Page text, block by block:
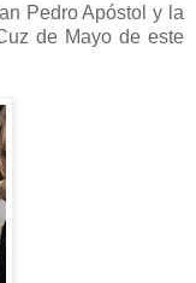
Pedro Apóstol y la
de Mayo de este